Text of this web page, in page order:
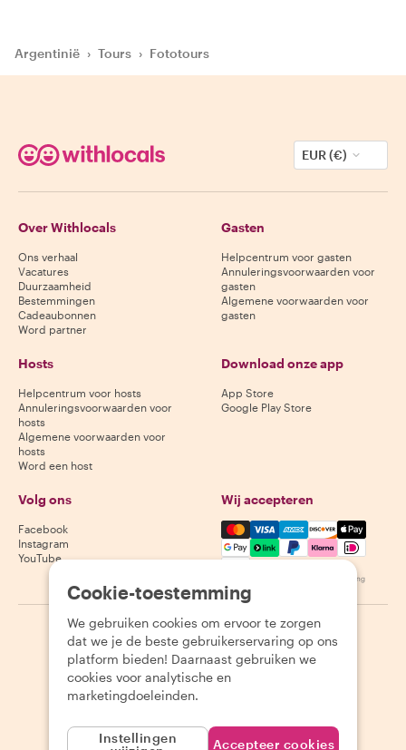
Argentinië › Tours › Fototours
EUR (€)
Over Withlocals
Ons verhaal
Vacatures
Duurzaamheid
Bestemmingen
Cadeaubonnen
Word partner
Gasten
Helpcentrum voor gasten
Annuleringsvoorwaarden voor
gasten
Algemene voorwaarden voor
gasten
Hosts
Helpcentrum voor hosts
Annuleringsvoorwaarden voor
hosts
Algemene voorwaarden voor
hosts
Word een host
Download onze app
App Store
Google Play Store
Volg ons
Facebook
Instagram
YouTube
Wij accepteren
Mastercard, Visa, Amex,
Beschikbaarheid varieert per bestemming
2026 Withlocals.com Privacybeleid Cookies
Cookie-toestemming
We gebruiken cookies om ervoor te zorgen
dat we je de beste gebruikerservaring op ons
platform bieden! Daarnaast gebruiken we
cookies voor analytische en
marketingdoeleinden.
Instellingen
Accepteer cookies